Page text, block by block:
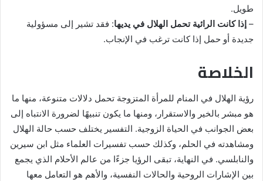
طويل.
– إذا كانت الرائية تحمل الهلال في يديها: فقد تشير إلى مسؤولية
جديدة أو حمل إذا كانت ترغب في الإنجاب.
الخلاصة
رؤية الهلال في المنام للمرأة المتزوجة تحمل دلالات متنوعة، منها ما
هو مبشر بالخير والاستقرار، ومنها ما يكون تنبيهًا لضرورة الانتباه إلى
بعض الجوانب في الحياة الزوجية. التفسير يختلف حسب حالة الهلال
ومشاهدته في الحلم، وكذلك حسب تفسيرات العلماء مثل ابن سيرين
والنابلسي. في النهاية، تبقى الرؤيا جزءًا من عالم الأحلام الذي يجمع
بين الإشارات الروحية والحالات النفسية، والأهم هو التعامل معها